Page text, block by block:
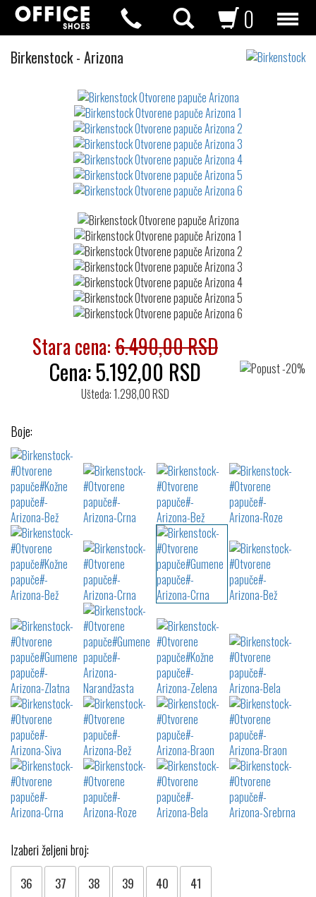
0
Birkenstock Otvorene
- Arizona
Stara cena:6.490,00 RSD
Cena:5.192,00 RSD
Ušteda: 1.298,00 RSD
Boje:
Izaberi željeni broj:
36 37 38 39 40 41